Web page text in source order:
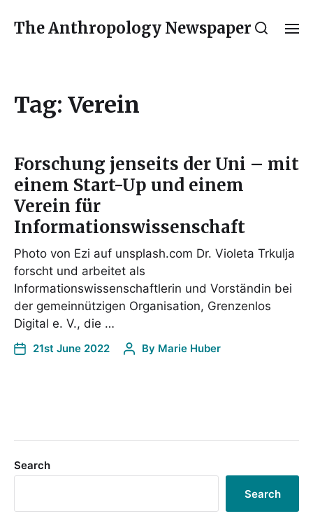
The Anthropology Newspaper
Tag:Verein
Forschung jenseits der Uni – mit
einem Start-Up und einem
Verein für
Informationswissenschaft
Photo von Ezi auf unsplash.com Dr. Violeta Trkulja
forscht und arbeitet als
Informationswissenschaftlerin und Vorständin bei
der gemeinnützigen Organisation, Grenzenlos
Digital e. V., die …
21st June 2022 By Marie Huber
Search
Search